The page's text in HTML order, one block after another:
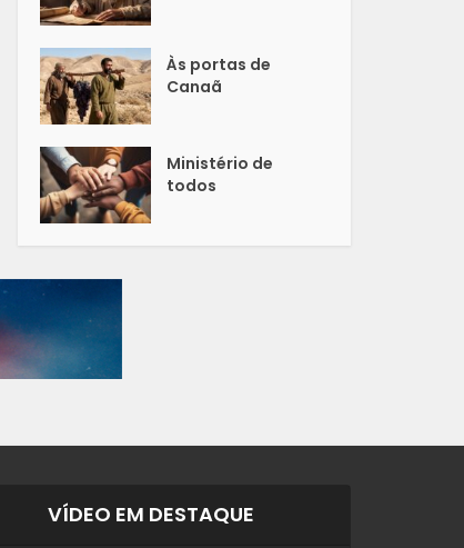
Às portas de
Canaã
Ministério de
todos
VÍDEO EM DESTAQUE